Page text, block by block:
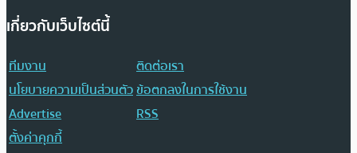
เกี่ยวกับเว็บไซต์นี้
ทีมงาน
ติดต่อเรา
นโยบายความเป็นส่วนตัวข้อตกลงในการใช้งาน
Advertise
RSS
ตั้งค่าคุกกี้